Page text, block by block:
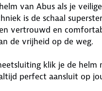
van Abus als je
is de schaal
vertrouwd en
de vrijheid op de weg.
klik je de
perfect aansluit op